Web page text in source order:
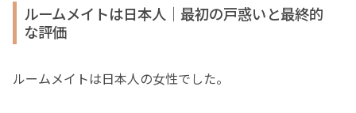
ルームメイトは日本人｜最初の戸惑いと最終的
な評価
ルームメイトは日本人の女性でした。